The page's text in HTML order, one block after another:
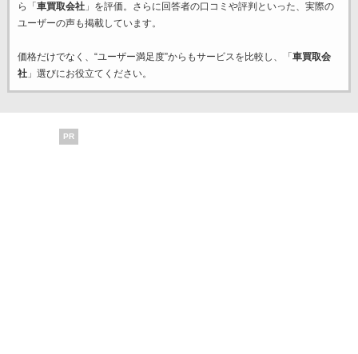
ら「 車買取会社」を評価。さらに回答者の口コミや評判といった、実際の
ユーザーの声も掲載しています。
価格だけでなく、“ユーザー満足度”からもサービスを比較し、「 車買取会
社」選びにお役立てください。
PR